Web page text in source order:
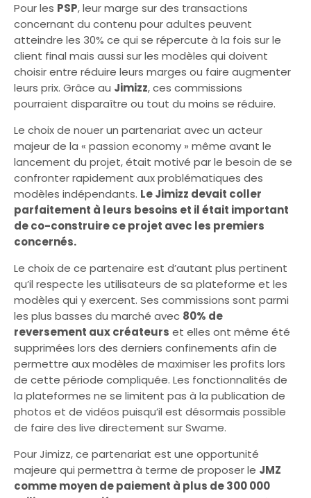
Pour les PSP, leur marge sur des transactions
concernant du contenu pour adultes peuvent
atteindre les 30% ce qui se répercute à la fois sur le
client final mais aussi sur les modèles qui doivent
choisir entre réduire leurs marges ou faire augmenter
leurs prix. Grâce au Jimizz, ces commissions
pourraient disparaître ou tout du moins se réduire.
Le choix de nouer un partenariat avec un acteur
majeur de la « passion economy » même avant le
lancement du projet, était motivé par le besoin de se
confronter rapidement aux problématiques des
modèles indépendants. Le Jimizz devait coller
parfaitement à leurs besoins et il était important
de co-construire ce projet avec les premiers
concernés.
Le choix de ce partenaire est d’autant plus pertinent
qu’il respecte les utilisateurs de sa plateforme et les
modèles qui y exercent. Ses commissions sont parmi
les plus basses du marché avec 80% de
reversement aux créateurs et elles ont même été
supprimées lors des derniers confinements afin de
permettre aux modèles de maximiser les profits lors
de cette période compliquée. Les fonctionnalités de
la plateformes ne se limitent pas à la publication de
photos et de vidéos puisqu’il est désormais possible
de faire des live directement sur Swame.
Pour Jimizz, ce partenariat est une opportunité
majeure qui permettra à terme de proposer le JMZ
comme moyen de paiement à plus de 300 000